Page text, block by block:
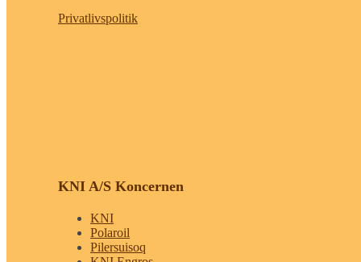
Privatlivspolitik
KNI A/S Koncernen
KNI
Polaroil
Pilersuisoq